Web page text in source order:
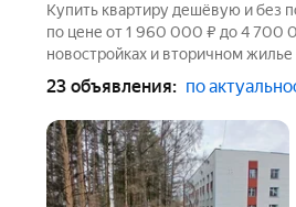
Купить квартиру дешёвую и без
по цене от 1 960 000 ₽ до 4 700
новостройках и вторичном
23 объявления: по